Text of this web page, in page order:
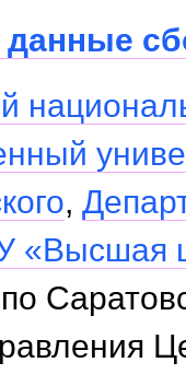
,
«Высшая